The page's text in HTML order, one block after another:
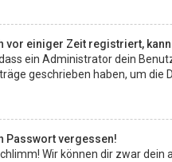
vor einiger Zeit registriert,
dass ein Administrator dein
geschrieben haben, um die
Passwort vergessen!
Wir können dir zwar